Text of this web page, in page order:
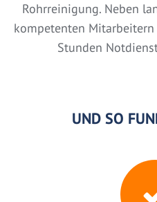
Rohrreinigung. Neben
kompetenten
Stunden
UND SO